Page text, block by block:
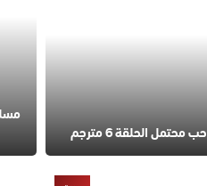
الحلقة 6 مترجم